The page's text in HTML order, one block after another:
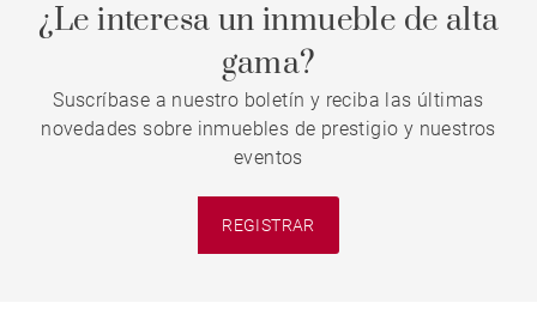
¿Le interesa un inmueble de alta
gama?
Suscríbase a nuestro boletín y reciba las últimas
novedades sobre inmuebles de prestigio y nuestros
eventos
REGISTRAR